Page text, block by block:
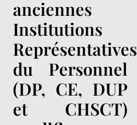
anciennes
Institutions
Représentatives
du Personnel
(DP, CE, DUP
et CHSCT)